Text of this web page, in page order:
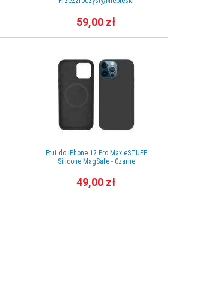
59,00 zł
Etui do iPhone 12 Pro Max eSTUFF
Silicone MagSafe - Czarne
49,00 zł